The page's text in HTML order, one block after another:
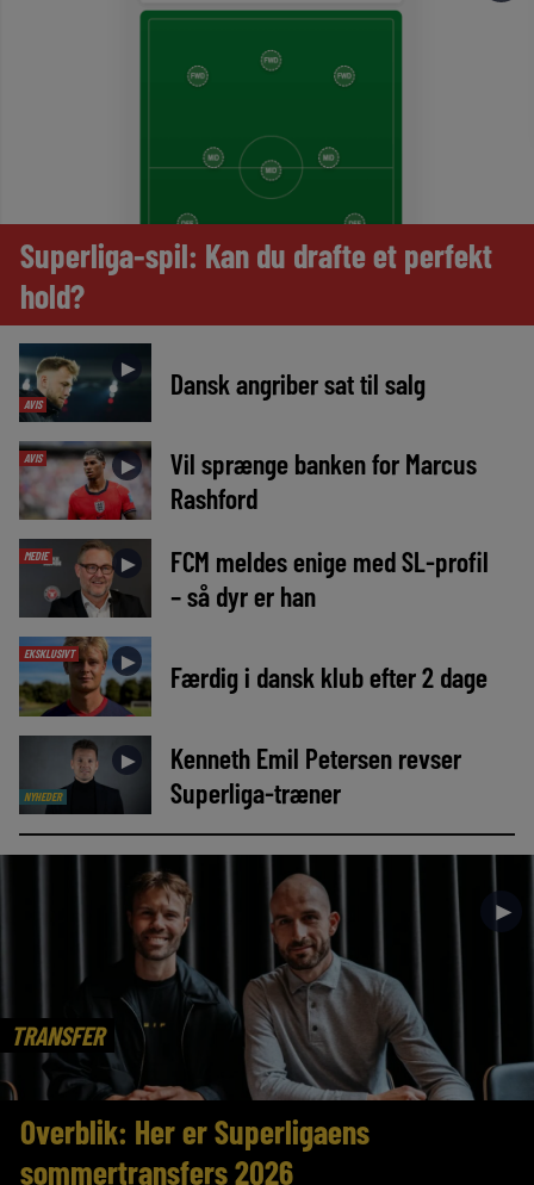
Superliga-spil: Kan du drafte et perfekt
hold?
AVIS
► Dansk angriber sat til salg
AVIS ►
Vil sprænge banken for Marcus
Rashford
MEDIE ►
FCM meldes enige med SL-profil
– så dyr er han
EKSKLUSIVT ► Færdig i dansk klub efter 2 dage
NYHEDER
►
Kenneth Emil Petersen revser
Superliga-træner
TRANSFER
►
Overblik: Her er Superligaens
sommertransfers 2026